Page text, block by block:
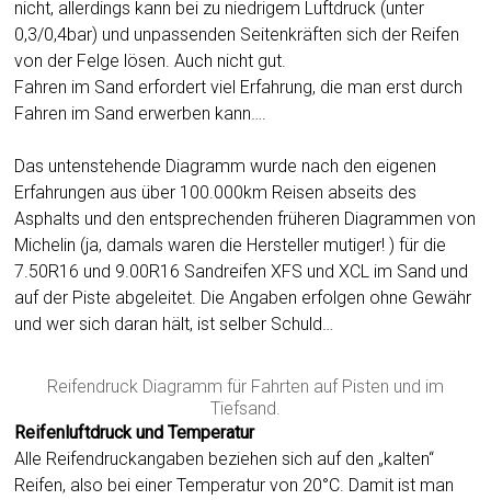
nicht, allerdings kann bei zu niedrigem Luftdruck (unter
0,3/0,4bar) und unpassenden Seitenkräften sich der Reifen
von der Felge lösen. Auch nicht gut.
Fahren im Sand erfordert viel Erfahrung, die man erst durch
Fahren im Sand erwerben kann….
Das untenstehende Diagramm wurde nach den eigenen
Erfahrungen aus über 100.000km Reisen abseits des
Asphalts und den entsprechenden früheren Diagrammen von
Michelin (ja, damals waren die Hersteller mutiger! ) für die
7.50R16 und 9.00R16 Sandreifen XFS und XCL im Sand und
auf der Piste abgeleitet. Die Angaben erfolgen ohne Gewähr
und wer sich daran hält, ist selber Schuld…
Reifendruck Diagramm für Fahrten auf Pisten und im
Tiefsand.
Reifenluftdruck und Temperatur
Alle Reifendruckangaben beziehen sich auf den „kalten“
Reifen, also bei einer Temperatur von 20°C. Damit ist man